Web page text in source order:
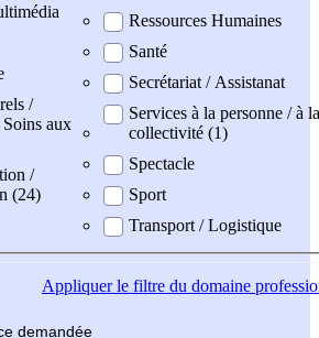
/
aux
/
(24)
Ressources Humaines
Santé
Secrétariat / Assistanat
Services à la personne / à la
collectivité (1)
Spectacle
Sport
Transport / Logistique
Appliquerle filtre du domaine
demandée